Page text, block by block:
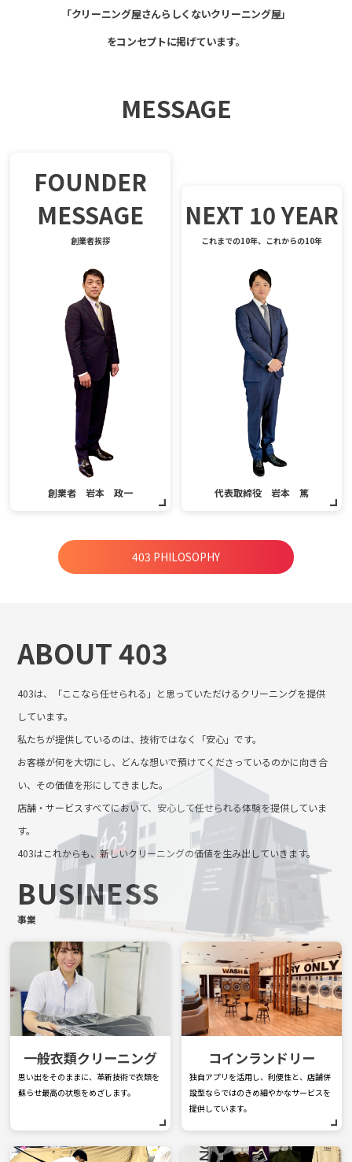
「クリーニング屋さんらしくないクリーニング屋」
をコンセプトに掲げています。
MESSAGE
FOUNDER
MESSAGE
創業者挨拶
創業者 岩本 政一
NEXT 10 YEAR
これまでの10年、これからの10年
代表取締役 岩本 篤
403 PHILOSOPHY
ABOUT 403
403は、「ここなら任せられる」と思っていただけるクリーニングを提供
しています。
私たちが提供しているのは、技術ではなく「安心」です。
お客様が何を大切にし、どんな想いで預けてくださっているのかに向き合
い、その価値を形にしてきました。
店舗・サービスすべてにおいて、安心して任せられる体験を提供していま
す。
403はこれからも、新しいクリーニングの価値を生み出していきます。
BUSINESS
事業
一般衣類クリーニング
思い出をそのままに、革新技術で衣類を
蘇らせ最高の状態をめざします。
コインランドリー
独自アプリを活用し、利便性と、店舗併
設型ならではのきめ細やかなサービスを
提供しています。